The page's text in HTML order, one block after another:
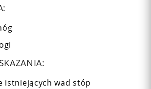
istniejących wad stóp